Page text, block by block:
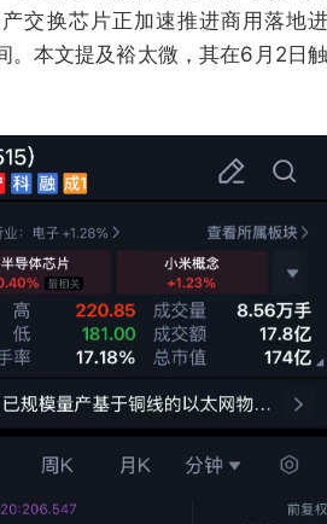
交换芯片正加速推进商用落地
。本文提及裕太微，其在6月2日触